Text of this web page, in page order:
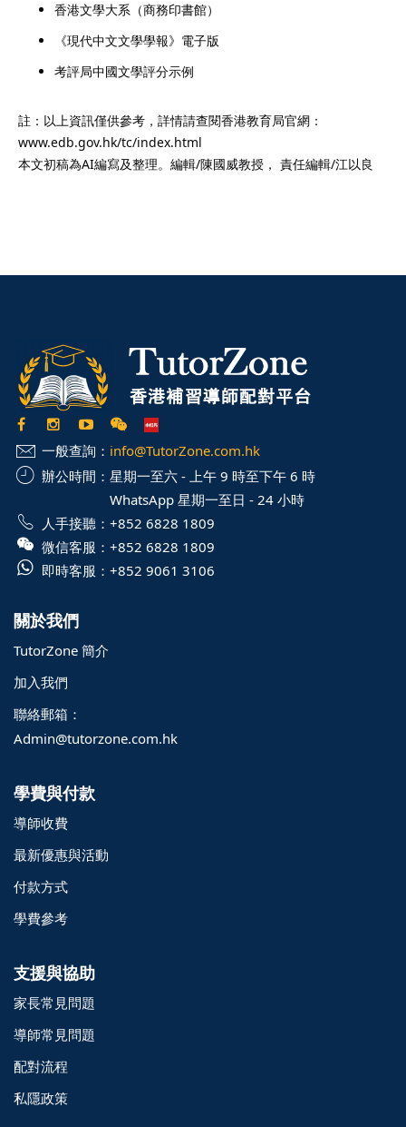
香港文學大系（商務印書館）
《現代中文文學學報》電子版
考評局中國文學評分示例
註：以上資訊僅供參考，詳情請查閱香港教育局官網：
www.edb.gov.hk/tc/index.html
本文初稿為AI編寫及整理。編輯/陳國威教授， 責任編輯/江以良
一般查詢： info@TutorZone.com.hk
辦公時間： 星期一至六 - 上午 9 時至下午 6 時
WhatsApp 星期一至日 - 24 小時
人手接聽： +852 6828 1809
微信客服： +852 6828 1809
即時客服： +852 9061 3106
關於我們
TutorZone 簡介
加入我們
聯絡郵箱：
Admin@tutorzone.com.hk
學費與付款
導師收費
最新優惠與活動
付款方式
學費參考
支援與協助
家長常見問題
導師常見問題
配對流程
私隱政策